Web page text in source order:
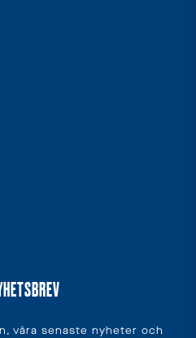
våra senaste nyheter och